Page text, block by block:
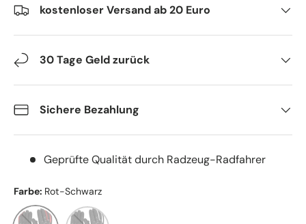
kostenloser Versand ab 20 Euro
30 Tage Geld zurück
Sichere Bezahlung
Geprüfte Qualität durch Radzeug-Radfahrer
Farbe: Rot-Schwarz
Rot-SchwarzWeiß-Schwarz